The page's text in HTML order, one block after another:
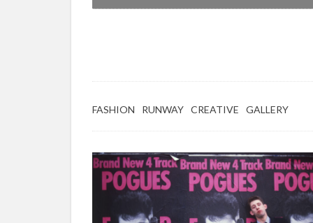
FASHION RUNWAY CREATIVE GALLERY